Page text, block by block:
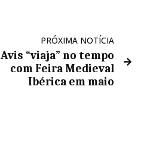
PRÓXIMA NOTÍCIA
Avis “viaja” no tempo
com Feira Medieval
Ibérica em maio